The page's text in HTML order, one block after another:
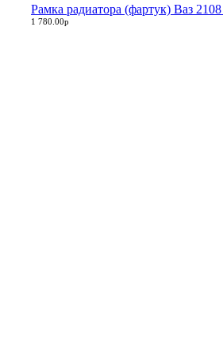
Рамка радиатора (фартук) Ваз
1 780.00р